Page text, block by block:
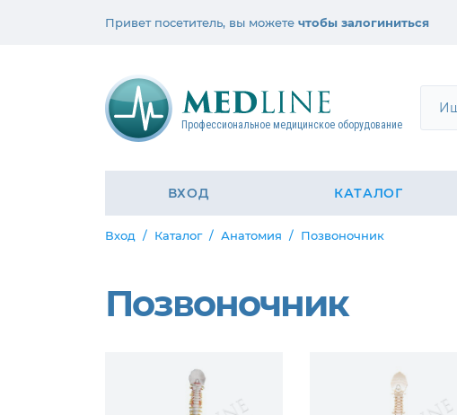
Привет посетитель, вы можете чтобы залогиниться
Профессиональное медицинское оборудование
ВХОД КАТАЛОГ
Вход Каталог Анатомия Позвоночник
Позвоночник